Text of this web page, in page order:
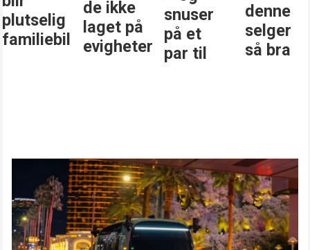
plutselig
familiebil
de ikke
laget på
evigheter
snuser
på et
par til
denne
selger
så bra